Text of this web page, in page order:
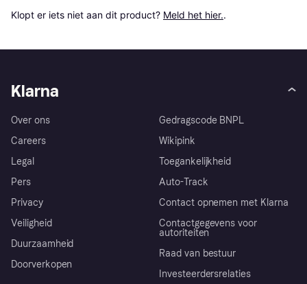
Klopt er iets niet aan dit product? Meld het hier..
Klarna
Over ons
Careers
Legal
Pers
Privacy
Veiligheid
Duurzaamheid
Doorverkopen
Gedragscode BNPL
Wikipink
Toegankelijkheid
Auto-Track
Contact opnemen met Klarna
Contactgegevens voor
autoriteiten
Raad van bestuur
Investeerdersrelaties